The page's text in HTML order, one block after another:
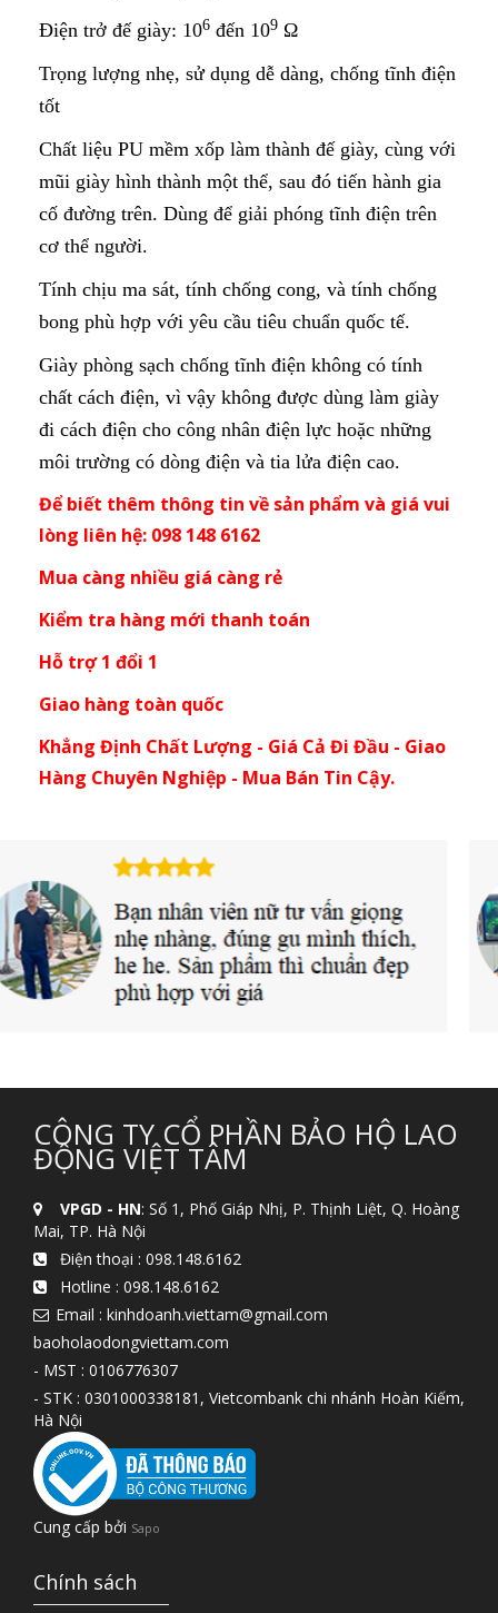
Điện trở đế giày: 106 đến 109 Ω
Trọng lượng nhẹ, sử dụng dễ dàng, chống tĩnh điện
tốt
Chất liệu PU mềm xốp làm thành đế giày, cùng với
mũi giày hình thành một thể, sau đó tiến hành gia
cố đường trên. Dùng để giải phóng tĩnh điện trên
cơ thể người.
Tính chịu ma sát, tính chống cong, và tính chống
bong phù hợp với yêu cầu tiêu chuẩn quốc tế.
Giày phòng sạch chống tĩnh điện không có tính
chất cách điện, vì vậy không được dùng làm giày
đi cách điện cho công nhân điện lực hoặc những
môi trường có dòng điện và tia lửa điện cao.
Để biết thêm thông tin về sản phẩm và giá vui
lòng liên hệ: 098 148 6162
Mua càng nhiều giá càng rẻ
Kiểm tra hàng mới thanh toán
Hỗ trợ 1 đổi 1
Giao hàng toàn quốc
Khẳng Định Chất Lượng - Giá Cả Đi Đầu - Giao
Hàng Chuyên Nghiệp - Mua Bán Tin Cậy.
CÔNG TY CỔ PHẦN BẢO HỘ LAO
ĐỘNG VIỆT TÂM
VPGD - HN: Số 1, Phố Giáp Nhị, P. Thịnh Liệt, Q. Hoàng
Mai, TP. Hà Nội
Điện thoại : 098.148.6162
Hotline : 098.148.6162
Email : kinhdoanh.viettam@gmail.com
baoholaodongviettam.com
- MST : 0106776307
- STK : 0301000338181, Vietcombank chi nhánh Hoàn Kiếm,
Hà Nội
Cung cấp bởi Sapo
Chính sách